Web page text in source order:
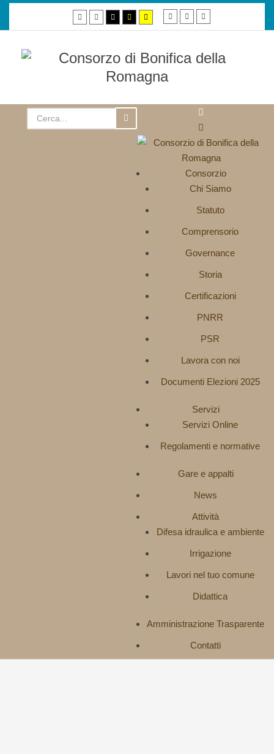
Default
mode
Night
mode
High
contrast
black/white
High
contrast
black/yellow
contrast
yellow/black
Smaller
font
Default
font
Consorzio
Chi Siamo
Statuto
Comprensorio
Governance
Storia
Certificazioni
PNRR
PSR
Lavora con noi
Documenti Elezioni 2025
Servizi
Servizi Online
Regolamenti e normative
Gare e appalti
News
Attività
Difesa idraulica e ambiente
Irrigazione
Lavori nel tuo comune
Didattica
Amministrazione Trasparente
Contatti